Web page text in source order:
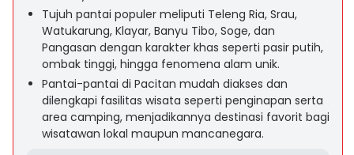
Tujuh pantai populer meliputi Teleng Ria, Srau,
Watukarung, Klayar, Banyu Tibo, Soge, dan
Pangasan dengan karakter khas seperti pasir putih,
ombak tinggi, hingga fenomena alam unik.
Pantai-pantai di Pacitan mudah diakses dan
dilengkapi fasilitas wisata seperti penginapan serta
area camping, menjadikannya destinasi favorit bagi
wisatawan lokal maupun mancanegara.